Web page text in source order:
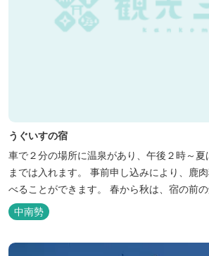
うぐいすの宿
車で２分の場所に温泉があり、午後２時～
までは入れます。 事前申し込みにより、鹿
べることができます。 春から秋は、宿の前
その野菜で夕食もできます。
中南勢